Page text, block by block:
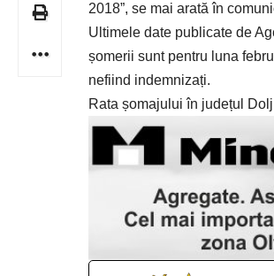
2018”, se mai arată în
Ultimele date publicate de
șomerii sunt pentru luna
nefiind indemnizați.
Rata șomajului în județul